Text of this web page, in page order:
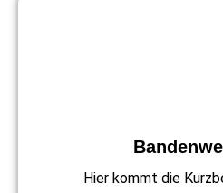
Hier kommt die